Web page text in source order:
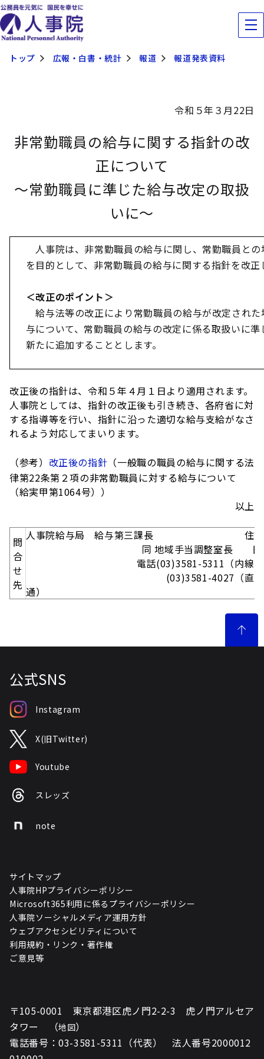
トップ 広報・白書・統計 報道 報道発表資料
令和５年３月22日
非常勤職員の給与に関する指針の改
正について
～常勤職員に準じた給与改定の取扱
いに～
人事院は、非常勤職員の給与に関し、常勤職員と
を目的として、非常勤職員の給与に関する指針を改正
＜改正のポイント＞
給与法等の改正により常勤職員の給与が改定され
与について、常勤職員の給与の改定に係る取扱いに
新たに追加することとします。
改正後の指針は、令和５年４月１日より適用されます。
人事院としては、指針の改正後も引き続き、各府省に対
する指導等を行い、指針に沿った適切な給与支給がなさ
れるよう対応してまいります。
（参考） 改正後の指針 （一般職の職員の給与に関する法
律第22条第２項の非常勤職員に対する給与について
（給実甲第1064号））
以上
問
合
せ
先
人事院給与局 給与第三課長 住吉
同 地域手当調整室長 田中
電話(03)3581-5311（内線
(03)3581-4027（直
通）
公式SNS
Instagram
X(旧Twitter)
Youtube
スレッズ
note
サイトマップ
人事院HPプライバシーポリシー
Microsoft365利用に係るプライバシーポリシー
人事院ソーシャルメディア運用方針
ウェブアクセシビリティについて
利用規約・リンク・著作権
ご意見等
〒105-0001 東京都港区虎ノ門2-2-3 虎ノ門アルセア
タワー （地図）
電話番号：03-3581-5311（代表） 法人番号2000012